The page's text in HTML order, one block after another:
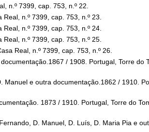
n.º 7399, cap. 753, n.º 22.
n.º 7399, cap. 753, n.º 23.
n.º 7399, cap. 753, n.º 24.
n.º 7399, cap. 753, n.º 25.
Real, n.º 7399, cap. 753, n.º 26.
/ 1908. Portugal, Torre do
e outra documentação.1862 / 1910.
1873 / 1910. Portugal, Torre do
D. Manuel, D. Luís, D. Maria Pia e